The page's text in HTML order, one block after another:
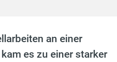
an einer
es zu einer starker